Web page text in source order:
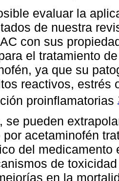
evaluar la
de nuestra
con sus
el tratamiento
ya que su
reactivos, estrés
proinflamatorias
se pueden
por acetaminofén
del medicamento
de
en la